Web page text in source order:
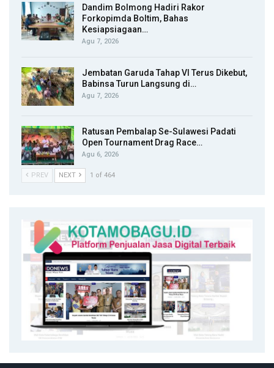
Dandim Bolmong Hadiri Rakor
Forkopimda Boltim, Bahas
Kesiapsiagaan…
Agu 7, 2026
Jembatan Garuda Tahap VI Terus Dikebut,
Babinsa Turun Langsung di…
Agu 7, 2026
Ratusan Pembalap Se-Sulawesi Padati
Open Tournament Drag Race…
Agu 6, 2026
PREV NEXT 1 of 464